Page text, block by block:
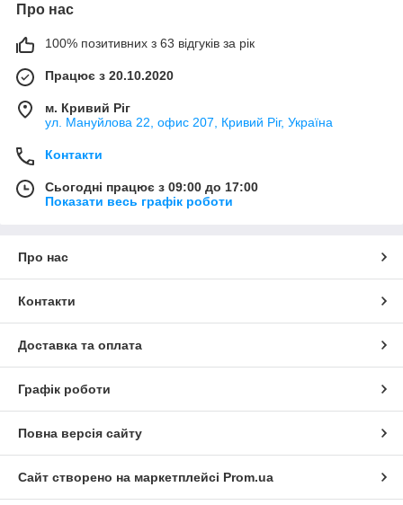
Про нас
100% позитивних з 63 відгуків за рік
Працює з 20.10.2020
м. Кривий Ріг
ул. Мануйлова 22, офис 207, Кривий Ріг, Україна
Контакти
Сьогодні працює з 09:00 до 17:00
Показати весь графік роботи
Про нас
Контакти
Доставка та оплата
Графік роботи
Повна версія сайту
Сайт створено на маркетплейсі Prom.ua